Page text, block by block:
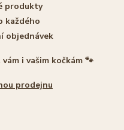
produkty
každého
objednávek
i vašim kočkám 🐾
prodejnu